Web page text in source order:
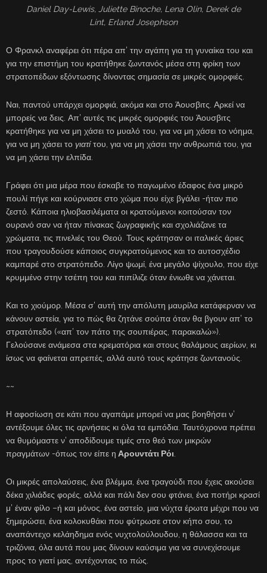
Daniel Day-Lewis, Juliette Binoche, Lena Olin, Derek de
Lint, Erland Josephson
Ο Φρανκλ αναφέρει ότι πέρα απ’ την αγάπη για τη γυναίκα του και
για την επιστήμη του κρατήθηκε ζωντανός μέσα στη φρίκη των
στρατοπέδων εξόντωσης δίνοντας σημασία σε μικρές ομορφιές.
Ναι, παντού υπάρχει ομορφιά, ακόμα και στο Άουσβιτς. Αρκεί να
μπορείς να δεις. Απ’ αυτές τις μικρές ομορφιές του Άουσβιτς
κρατήθηκε για να μη χάσει το μυαλό του, για να μη χάσει το νόημα,
για να μη χάσει το γιατίτου, για να μη χάσει την ανθρωπιά του, για
να μη χάσει την ελπίδα.
Γράφει ότι μια μέρα που έσκαβε το παγωμένο έδαφος ένα μικρό
πουλί πήγε και κούρνιασε στο χώμα που είχε βγάλει -ήταν πιο
ζεστό. Κάποια ηλιοβασιλέματα οι κρατούμενοι κοιτούσαν τον
ουρανό σαν να ήταν πίνακας ζωγραφικής και σχολιάζανε τα
χρώματα, τις πινελιές του Θεού. Τους κράτησαν οι ιταλικές άριες
που τραγουδούσε κάποιος συγκρατούμενος και το αυτοσχέδιο
καμπαρέ στο στρατόπεδο. Λίγο ψωμί, ένα μεγάλο ψίχουλο, που είχε
κρυμμένο στην τσέπη του και πιπίλιζε όταν ένιωθε να χάνεται.
Και το χιούμορ. Μέσα σ’ αυτή την απόλυτη μαυρίλα κατάφερναν να
κάνουν αστεία, για το πώς θα ζητάνε σούπα όταν θα βγουν απ’ το
στρατόπεδο («απ’ τον πάτο της σουπιέρας, παρακαλώ»).
Γελούσανε ανάμεσα στα κρεματόρια και στους θαλάμους αερίων, κι
ίσως να φαίνεται απρεπές, αλλά αυτό τους κράτησε ζωντανούς.
~~
Η αφοσίωση σε κάτι που αγαπάμε μπορεί να μας βοηθήσει ν’
αντέξουμε όλες τις αρνήσεις κι όλα τα εμπόδια. Ταυτόχρονα πρέπει
να θυμόμαστε ν’ αποδίδουμε τιμές στο θεό των μικρών
πραγμάτων -όπως τον είπε η Αρουντάτι Ρόι
Οι μικρές απολαύσεις, ένα βλέμμα, ένα τραγούδι που έχεις ακούσει
δέκα χιλιάδες φορές, αλλά και πάλι δεν σου φτάνει, ένα ποτήρι κρασί
μ’ έναν φίλο –ή και μόνος, ένα αστείο, μια νύχτα έρωτα μέχρι που να
ξημερώσει, ένα κολοκυθάκι που φύτρωσε στον κήπο σου, το
αναπάντεχο κελάηδημα ενός νυχτολούλουδου, η θάλασσα και τα
τριζόνια, όλα αυτά που μας δίνουν καύσιμα για να συνεχίσουμε
προς το γιατί μας, αντέχοντας το πώς.